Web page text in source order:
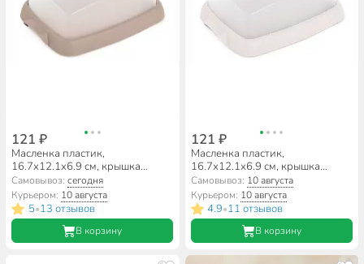
121 ₽
Масленка пластик,
16.7х12.1х6.9 см, крышка
пластик, мокко, Martika, Таира,
С62МОКК
Самовывоз:сегодня
Курьером: 10 августа
5•13 отзывов
В корзину
121 ₽
Масленка пластик,
16.7х12.1х6.9 см, крышка
пластик, кремовый, Martika,
Таира, С62КРЕМ
Самовывоз: 10 августа
Курьером: 10 августа
4.9•11 отзывов
В корзину